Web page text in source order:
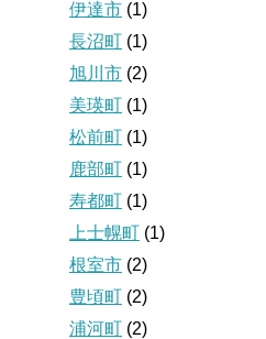
伊達市 (1)
長沼町 (1)
旭川市 (2)
美瑛町 (1)
松前町 (1)
鹿部町 (1)
寿都町 (1)
上士幌町 (1)
根室市 (2)
豊頃町 (2)
浦河町 (2)